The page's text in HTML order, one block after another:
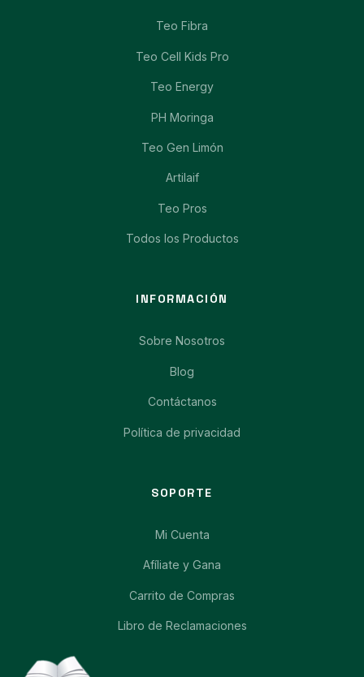
Teo Fibra
Teo Cell Kids Pro
Teo Energy
PH Moringa
Teo Gen Limón
Artilaif
Teo Pros
Todos los Productos
INFORMACIÓN
Sobre Nosotros
Blog
Contáctanos
Política de privacidad
SOPORTE
Mi Cuenta
Afíliate y Gana
Carrito de Compras
Libro de Reclamaciones